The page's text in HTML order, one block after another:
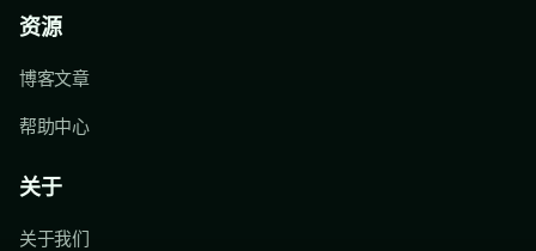
资源
博客文章
帮助中心
关于
关于我们